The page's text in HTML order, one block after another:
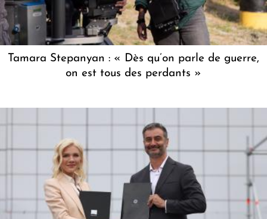
Tamara Stepanyan : « Dès qu’on parle de guerre,
on est tous des perdants »